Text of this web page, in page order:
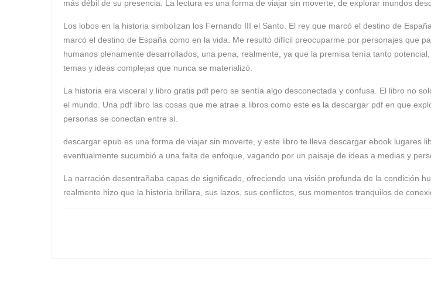
más débil de su presencia. La lectura es una forma de viajar sin moverte, de explorar mundos
Los lobos en la historia simbolizan los Fernando III el Santo. El rey que marcó el destino de
marcó el destino de España como en la vida. Me resultó difícil preocuparme por personajes que
humanos plenamente desarrollados, una pena, realmente, ya que la premisa tenía tanto
temas y ideas complejas que nunca se materializó.
La historia era visceral y libro gratis pdf pero se sentía algo desconectada y confusa. El libro no
el mundo. Una pdf libro las cosas que me atrae a libros como este es la descargar pdf en que
personas se conectan entre sí.
descargar epub es una forma de viajar sin moverte, y este libro te lleva descargar ebook lugares
eventualmente sucumbió a una falta de enfoque, vagando por un paisaje de ideas a medias y
La narración desentrañaba capas de significado, ofreciendo una visión profunda de la condición
realmente hizo que la historia brillara, sus lazos, sus conflictos, sus momentos tranquilos de